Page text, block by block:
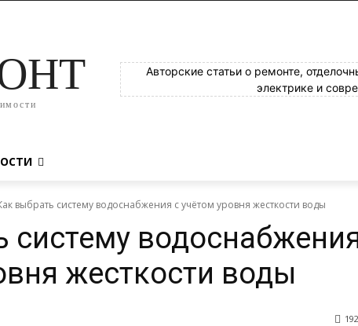
Авторские статьи о ремонте,
электрике и
выбрать систему водоснабжения с учётом уровня жесткости воды
систему
жесткости воды
192